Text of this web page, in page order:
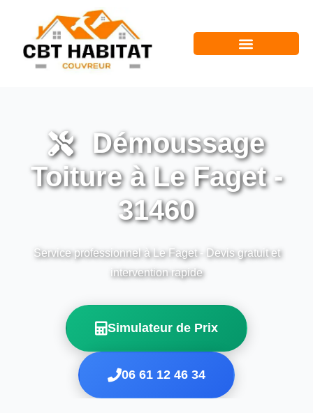
Démoussage
Toiture à Le Faget -
31460
Service professionnel à Le Faget - Devis gratuit et
intervention rapide
Simulateur de Prix
06 61 12 46 34